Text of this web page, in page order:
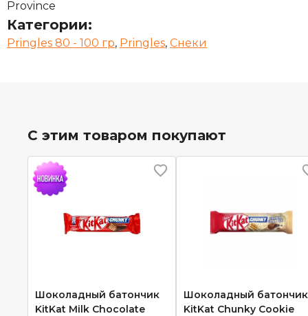
Province
Категории:
Pringles 80 - 100 гр, Pringles, Снеки
С этим товаром покупают
Шоколадный батончик
KitKat Milk Chocolate
Шоколадный батончик
KitKat Chunky Cookie